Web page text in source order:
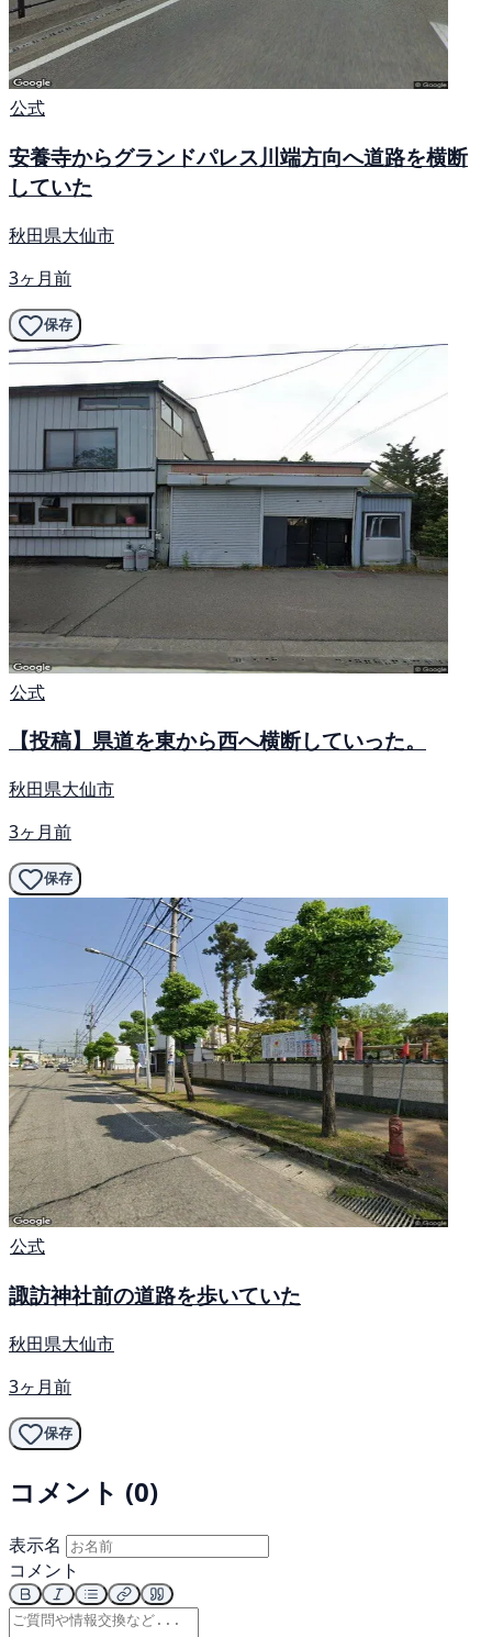
公式
安養寺からグランドパレス川端方向へ道路を横断
していた
秋田県大仙市
3ヶ月前
保存
公式
【投稿】県道を東から西へ横断していった。
秋田県大仙市
3ヶ月前
保存
公式
諏訪神社前の道路を歩いていた
秋田県大仙市
3ヶ月前
保存
コメント (0)
表示名
コメント